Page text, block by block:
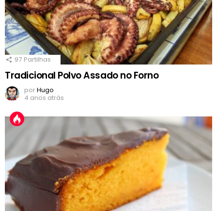
97 Partilhas
Tradicional Polvo Assado no Forno
porHugo
4 anos atrás